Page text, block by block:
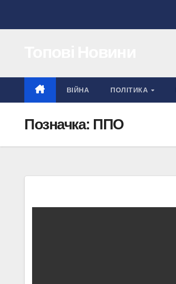
ВІЙНА ПОЛІТИКА
Позначка: ППО